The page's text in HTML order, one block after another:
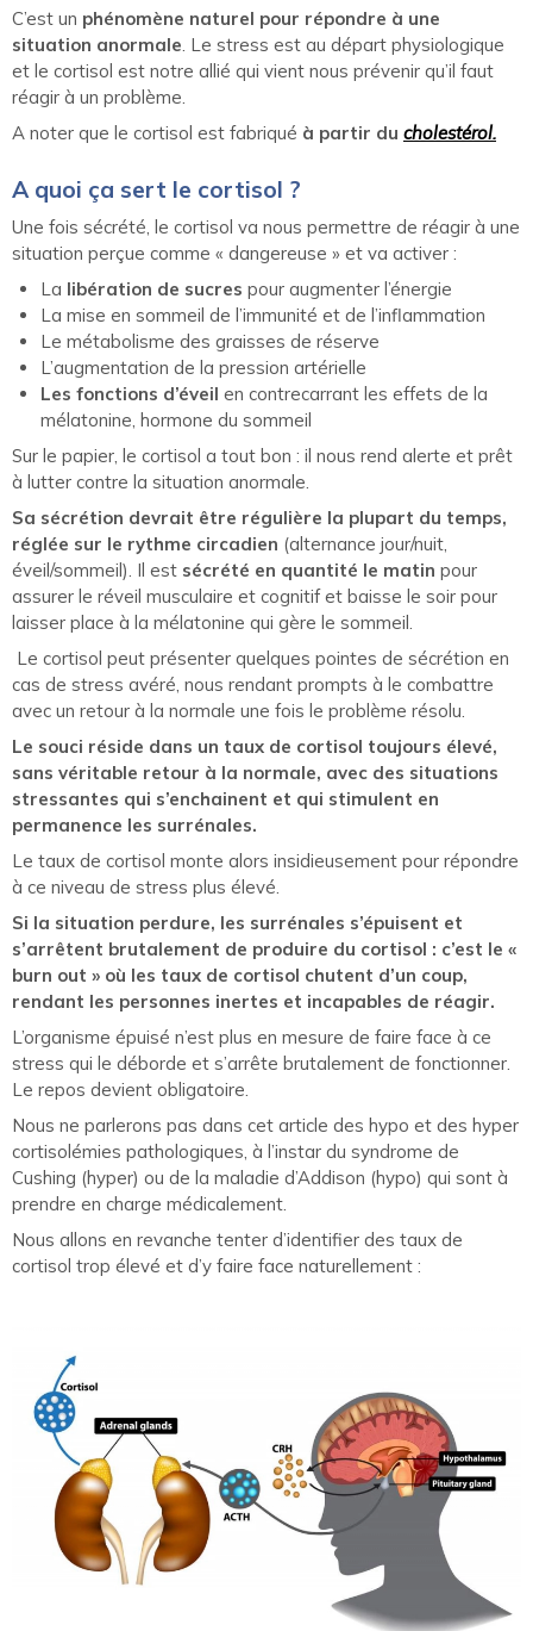
C’est un phénomène naturel pour répondre à une
situation anormale. Le stress est au départ physiologique
et le cortisol est notre allié qui vient nous prévenir qu’il faut
réagir à un problème.
A noter que le cortisol est fabriqué à partir du cholestérol.
A quoi ça sert le cortisol ?
Une fois sécrété, le cortisol va nous permettre de réagir à une
situation perçue comme « dangereuse » et va activer :
La libération de sucres pour augmenter l’énergie
La mise en sommeil de l’immunité et de l’inflammation
Le métabolisme des graisses de réserve
L’augmentation de la pression artérielle
Les fonctions d’éveil en contrecarrant les effets de la
mélatonine, hormone du sommeil
Sur le papier, le cortisol a tout bon : il nous rend alerte et prêt
à lutter contre la situation anormale.
Sa sécrétion devrait être régulière la plupart du temps,
réglée sur le rythme circadien (alternance jour/nuit,
éveil/sommeil). Il est sécrété en quantité le matin pour
assurer le réveil musculaire et cognitif et baisse le soir pour
laisser place à la mélatonine qui gère le sommeil.
Le cortisol peut présenter quelques pointes de sécrétion en
cas de stress avéré, nous rendant prompts à le combattre
avec un retour à la normale une fois le problème résolu.
Le souci réside dans un taux de cortisol toujours élevé,
sans véritable retour à la normale, avec des situations
stressantes qui s’enchainent et qui stimulent en
permanence les surrénales.
Le taux de cortisol monte alors insidieusement pour répondre
à ce niveau de stress plus élevé.
Si la situation perdure, les surrénales s’épuisent et
s’arrêtent brutalement de produire du cortisol : c’est le «
burn out » où les taux de cortisol chutent d’un coup,
rendant les personnes inertes et incapables de réagir.
L’organisme épuisé n’est plus en mesure de faire face à ce
stress qui le déborde et s’arrête brutalement de fonctionner.
Le repos devient obligatoire.
Nous ne parlerons pas dans cet article des hypo et des hyper
cortisolémies pathologiques, à l’instar du syndrome de
Cushing (hyper) ou de la maladie d’Addison (hypo) qui sont à
prendre en charge médicalement.
Nous allons en revanche tenter d’identifier des taux de
cortisol trop élevé et d’y faire face naturellement :